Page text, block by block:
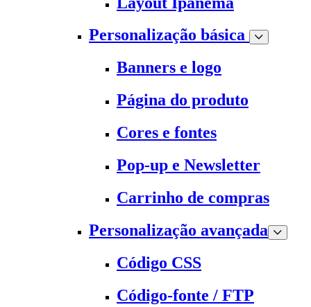
Personalização básica
Banners e logo
Página do produto
Cores e fontes
Pop-up e Newsletter
Carrinho de compras
Personalização avançada
Código CSS
Código-fonte / FTP